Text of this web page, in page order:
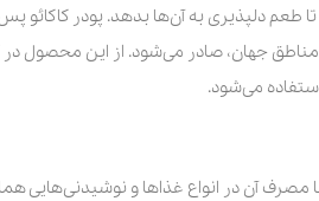
دلپذیری به آن‌ها بدهد. پودر کاکائو
مناطق جهان، صادر می‌شود. از این محصول
می‌شود.
مصرف آن در انواع غذاها و نوشیدنی‌هایی